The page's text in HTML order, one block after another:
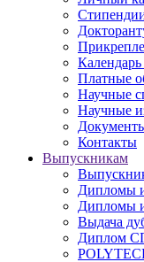
Платные
Научные
Научные
Контакты
Выпускникам
Дипломы и
Дипломы
Выдача
Диплом